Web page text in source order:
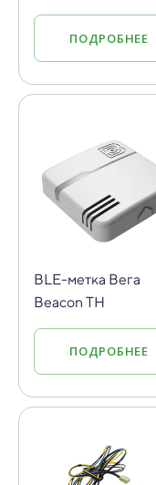
ПОДРОБНЕЕ
BLE-метка Вега
Beacon TH
ПОДРОБНЕЕ